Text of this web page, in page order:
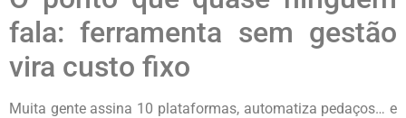
fala: ferramenta sem gestão
vira custo fixo
Muita gente assina 10 plataformas, automatiza pedaços… e